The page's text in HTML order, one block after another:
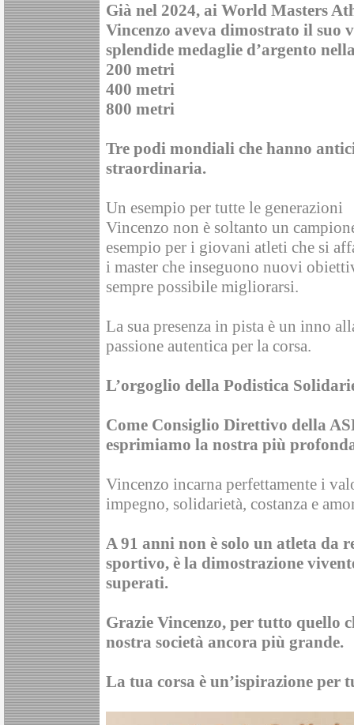
Già nel 2024, ai World Masters
Vincenzo aveva dimostrato il suo
splendide medaglie d’argento
200 metri
400 metri
800 metri
Tre podi mondiali che hanno
straordinaria.
Un esempio per tutte le generazioni
Vincenzo non è soltanto un
esempio per i giovani atleti che si
i master che inseguono nuovi
sempre possibile migliorarsi.
La sua presenza in pista è un inno
passione autentica per la corsa.
L’orgoglio della Podistica
Come Consiglio Direttivo della
esprimiamo la nostra più
Vincenzo incarna perfettamente i
impegno, solidarietà, costanza e
A 91 anni non è solo un atleta da
sportivo, è la dimostrazione
superati.
Grazie Vincenzo, per tutto quello
nostra società ancora più grande.
La tua corsa è un’ispirazione per